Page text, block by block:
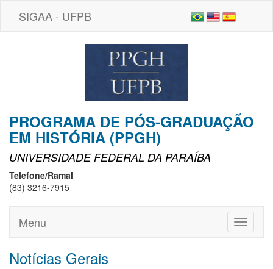
SIGAA - UFPB
PROGRAMA DE PÓS-GRADUAÇÃO
EM HISTÓRIA (PPGH)
UNIVERSIDADE FEDERAL DA PARAÍBA
Telefone/Ramal
(83) 3216-7915
Toggle
Menu
Notícias Gerais